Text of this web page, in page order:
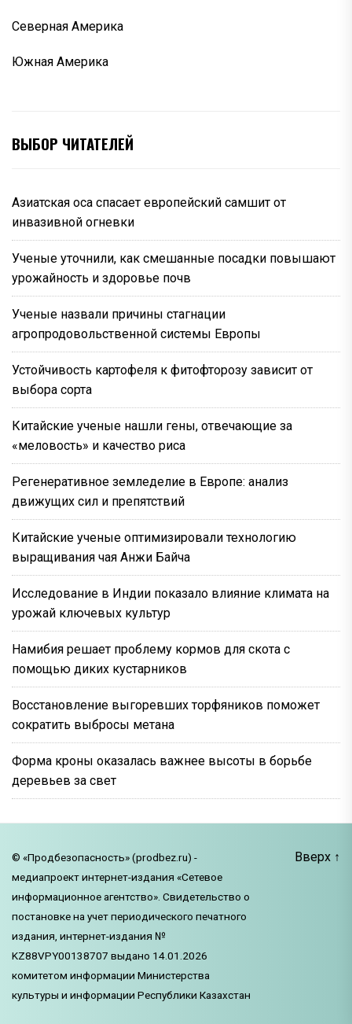
Северная Америка
Южная Америка
ВЫБОР ЧИТАТЕЛЕЙ
Азиатская оса спасает европейский самшит от
инвазивной огневки
Ученые уточнили, как смешанные посадки повышают
урожайность и здоровье почв
Ученые назвали причины стагнации
агропродовольственной системы Европы
Устойчивость картофеля к фитофторозу зависит от
выбора сорта
Китайские ученые нашли гены, отвечающие за
«меловость» и качество риса
Регенеративное земледелие в Европе: анализ
движущих сил и препятствий
Китайские ученые оптимизировали технологию
выращивания чая Анжи Байча
Исследование в Индии показало влияние климата на
урожай ключевых культур
Намибия решает проблему кормов для скота с
помощью диких кустарников
Восстановление выгоревших торфяников поможет
сократить выбросы метана
Форма кроны оказалась важнее высоты в борьбе
деревьев за свет
© «Продбезопасность» (prodbez.ru) -
медиапроект интернет-издания «Сетевое
информационное агентство». Свидетельство о
постановке на учет периодического печатного
издания, интернет-издания №
KZ88VPY00138707 выдано 14.01.2026
комитетом информации Министерства
культуры и информации Республики Казахстан
Вверх ↑